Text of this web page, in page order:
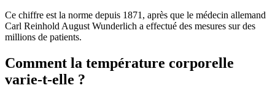
Ce chiffre est la norme depuis 1871, après que le médecin allemand
Carl Reinhold August Wunderlich a effectué des mesures sur des
millions de patients.
Comment la température corporelle
varie-t-elle ?